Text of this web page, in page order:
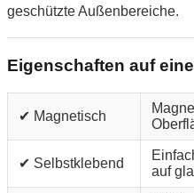
geschützte Außenbereiche.
Eigenschaften auf
✔ Magnetisch
✔ Selbstklebend
auf